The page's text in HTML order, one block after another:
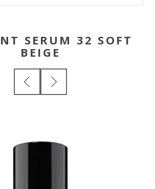
SERUM 32 SOFT
BEIGE